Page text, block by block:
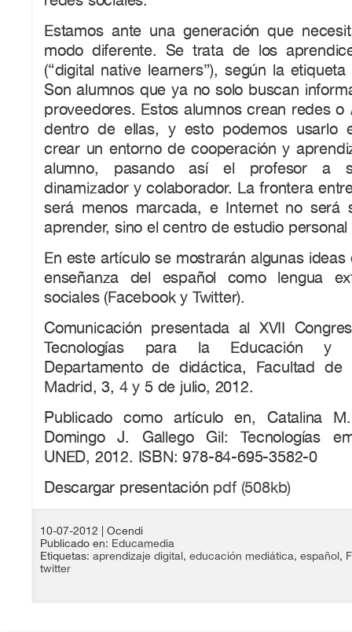
Estamos ante una generación que
modo diferente. Se trata de los
(“digital native learners”), según la
Son alumnos que ya no solo buscan
proveedores. Estos alumnos crean redes o
dentro de ellas, y esto podemos usarlo
crear un entorno de cooperación y
alumno, pasando así el profesor a
dinamizador y colaborador. La frontera
será menos marcada, e Internet no será
aprender, sino el centro de estudio personal
En este artículo se mostrarán algunas
enseñanza del español como lengua
sociales (Facebook y Twitter).
Comunicación presentada al XVII
Tecnologías para la Educación y
Departamento de didáctica, Facultad de
Madrid, 3, 4 y 5 de julio, 2012.
Publicado como artículo en, Catalina
Domingo J. Gallego Gil: Tecnologías
UNED, 2012. ISBN: 978-84-695-3582-0
Descargar presentación pdf (508kb)
10-07-2012
| Ocendi
Publicado en: Educamedia
Etiquetas: aprendizaje digital, educación mediática, español,
twitter